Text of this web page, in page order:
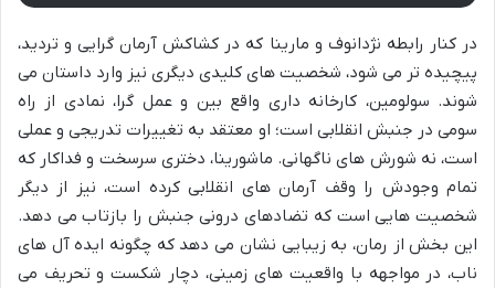
در کنار رابطه نژدانوف و مارینا که در کشاکش آرمان گرایی و تردید،
پیچیده تر می شود، شخصیت های کلیدی دیگری نیز وارد داستان می
شوند. سولومین، کارخانه داری واقع بین و عمل گرا، نمادی از راه
سومی در جنبش انقلابی است؛ او معتقد به تغییرات تدریجی و عملی
است، نه شورش های ناگهانی. ماشورینا، دختری سرسخت و فداکار که
تمام وجودش را وقف آرمان های انقلابی کرده است، نیز از دیگر
شخصیت هایی است که تضادهای درونی جنبش را بازتاب می دهد.
این بخش از رمان، به زیبایی نشان می دهد که چگونه ایده آل های
ناب، در مواجهه با واقعیت های زمینی، دچار شکست و تحریف می